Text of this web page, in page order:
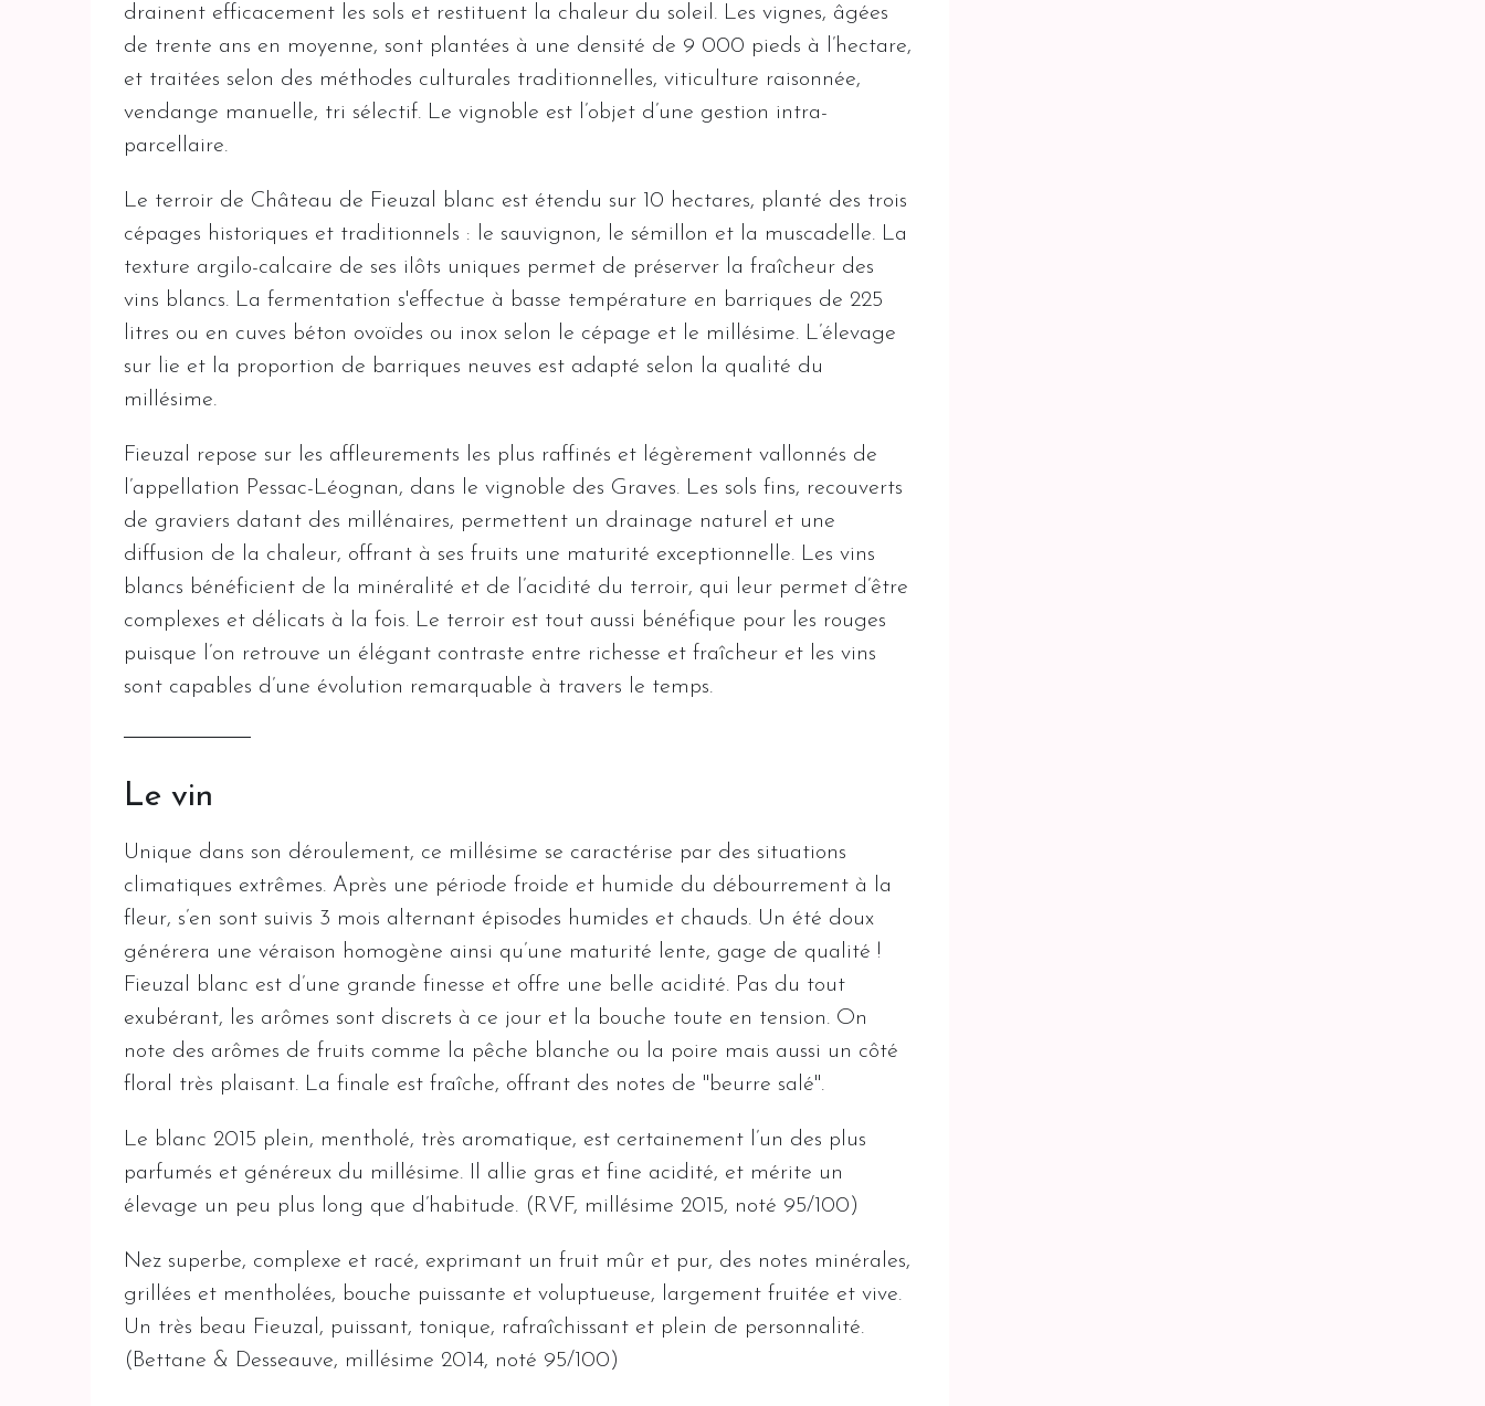
drainent efficacement les sols et restituent la chaleur du soleil. Les vignes, âgées
de trente ans en moyenne, sont plantées à une densité de 9 000 pieds à l’hectare,
et traitées selon des méthodes culturales traditionnelles, viticulture raisonnée,
vendange manuelle, tri sélectif. Le vignoble est l’objet d’une gestion intra-
parcellaire.
Le terroir de Château de Fieuzal blanc est étendu sur 10 hectares, planté des trois
cépages historiques et traditionnels : le sauvignon, le sémillon et la muscadelle. La
texture argilo-calcaire de ses ilôts uniques permet de préserver la fraîcheur des
vins blancs. La fermentation s'effectue à basse température en barriques de 225
litres ou en cuves béton ovoïdes ou inox selon le cépage et le millésime. L’élevage
sur lie et la proportion de barriques neuves est adapté selon la qualité du
millésime.
Fieuzal repose sur les affleurements les plus raffinés et légèrement vallonnés de
l’appellation Pessac-Léognan, dans le vignoble des Graves. Les sols fins, recouverts
de graviers datant des millénaires, permettent un drainage naturel et une
diffusion de la chaleur, offrant à ses fruits une maturité exceptionnelle. Les vins
blancs bénéficient de la minéralité et de l’acidité du terroir, qui leur permet d’être
complexes et délicats à la fois. Le terroir est tout aussi bénéfique pour les rouges
puisque l’on retrouve un élégant contraste entre richesse et fraîcheur et les vins
sont capables d’une évolution remarquable à travers le temps.
Le vin
Unique dans son déroulement, ce millésime se caractérise par des situations
climatiques extrêmes. Après une période froide et humide du débourrement à la
fleur, s’en sont suivis 3 mois alternant épisodes humides et chauds. Un été doux
générera une véraison homogène ainsi qu’une maturité lente, gage de qualité !
Fieuzal blanc est d’une grande finesse et offre une belle acidité. Pas du tout
exubérant, les arômes sont discrets à ce jour et la bouche toute en tension. On
note des arômes de fruits comme la pêche blanche ou la poire mais aussi un côté
floral très plaisant. La finale est fraîche, offrant des notes de "beurre salé".
Le blanc 2015 plein, mentholé, très aromatique, est certainement l’un des plus
parfumés et généreux du millésime. Il allie gras et fine acidité, et mérite un
élevage un peu plus long que d’habitude. (RVF, millésime 2015, noté 95/100)
Nez superbe, complexe et racé, exprimant un fruit mûr et pur, des notes minérales,
grillées et mentholées, bouche puissante et voluptueuse, largement fruitée et vive.
Un très beau Fieuzal, puissant, tonique, rafraîchissant et plein de personnalité.
(Bettane & Desseauve, millésime 2014, noté 95/100)